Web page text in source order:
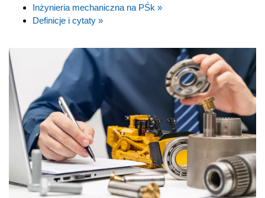
Inżynieria mechaniczna na PŚk »
Definicje i cytaty »